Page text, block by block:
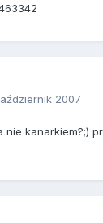
2007
nie kanarkiem?;)